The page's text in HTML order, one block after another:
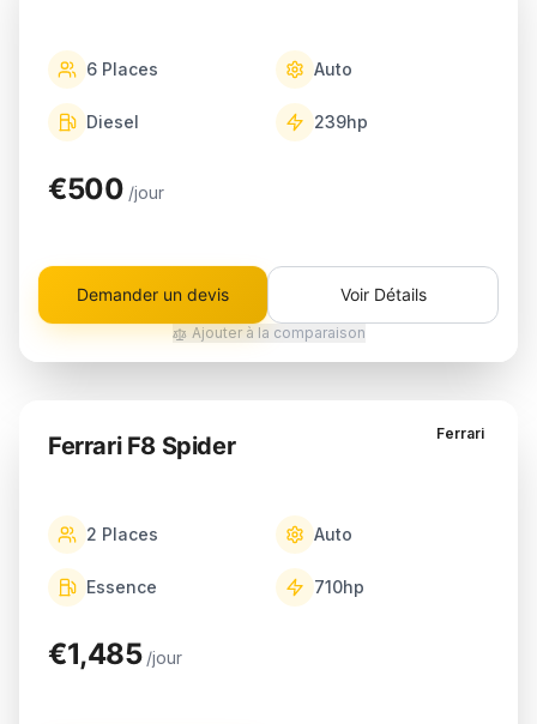
6 Places Auto
Diesel 239hp
€500 /jour
Demander un devis Voir Détails
Ajouter à la comparaison
Ferrari
Ferrari F8 Spider
2 Places Auto
Essence 710hp
€1,485 /jour